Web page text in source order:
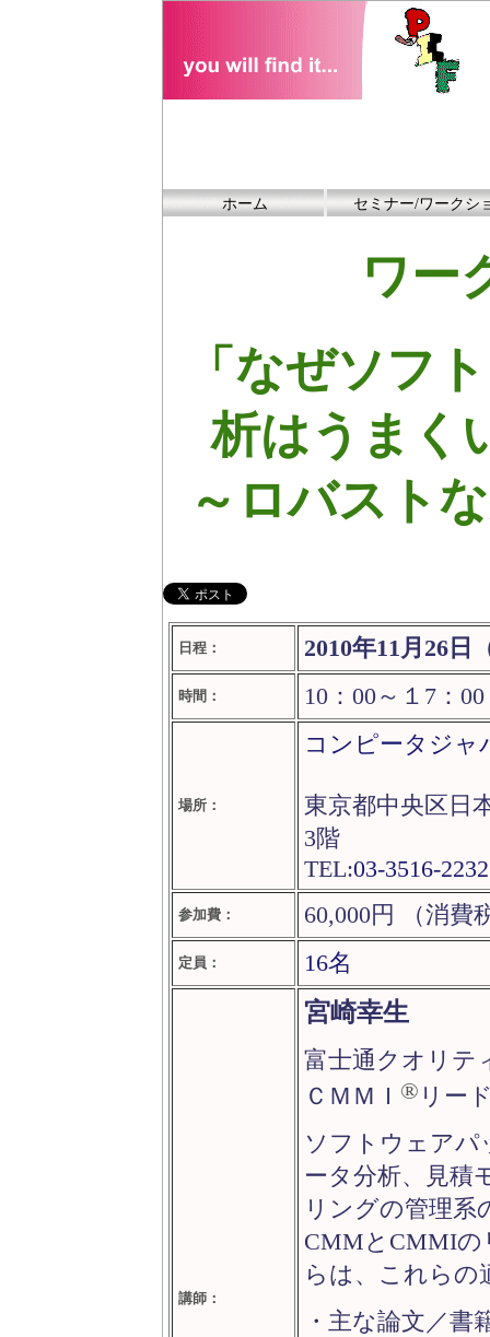
ホーム セミナー/ワークシ
ワー
「なぜソフ
析はうまく
～ロバスト
日程： 2010年11月26日
時間： 10：00～１7：
場所：
コンピータジ
東京都中央区日
3階
TEL:03-3516-2232
参加費： 60,000円 （消費
定員： 16名
講師：
宮崎幸生
富士通クオリ
ＣＭＭＩ ® リー
ソフトウェアパ
ータ分析、見積
リングの管理系
CMMとCMMIの
らは、これらの
・主な論文／書